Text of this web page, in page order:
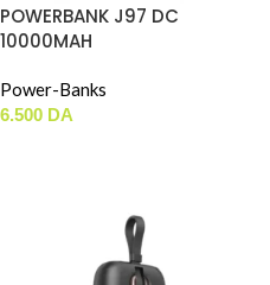
POWERBANK J97 DC
10000MAH
Power-Banks
6.500 DA